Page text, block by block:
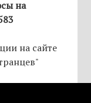
на
на сайте